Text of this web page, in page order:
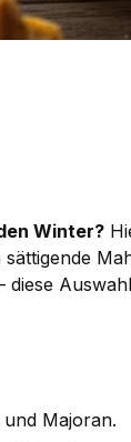
Winter?
Majoran.